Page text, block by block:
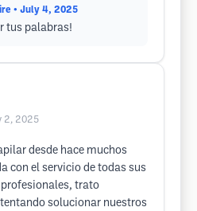
• July 4, 2025
tus palabras!
2, 2025
desde hace muchos
con el servicio de todas sus
trato
solucionar nuestros